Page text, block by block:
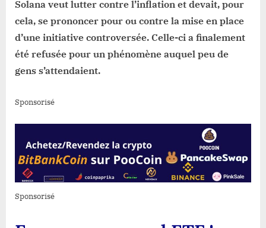
Solana veut lutter contre l’inflation et devait, pour
cela, se prononcer pour ou contre la mise en place
d’une initiative controversée. Celle-ci a finalement
été refusée pour un phénomène auquel peu de
gens s’attendaient.
Sponsorisé
Sponsorisé